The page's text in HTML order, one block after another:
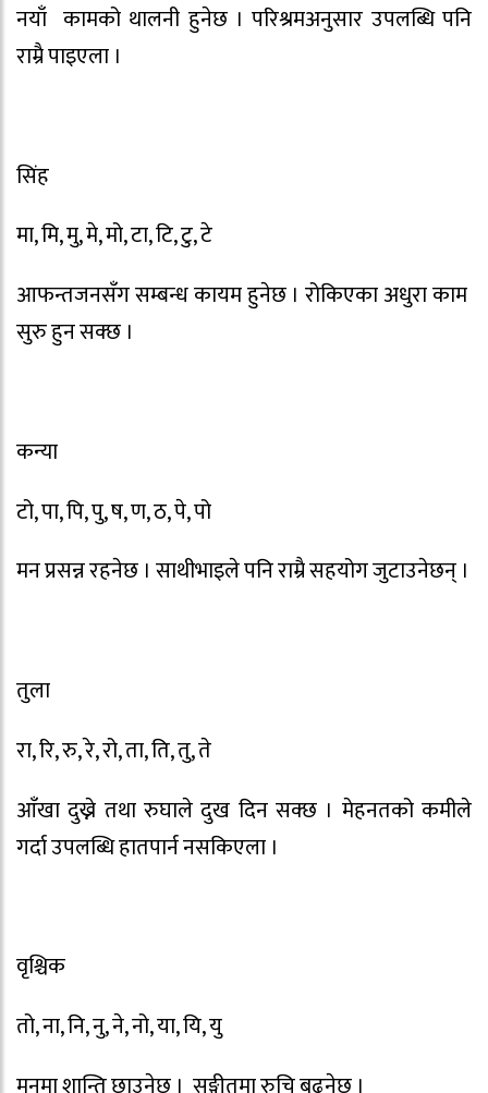
नयाँ कामको थालनी हुनेछ । परिश्रमअनुसार उपलब्धि पनि
राम्रै पाइएला ।
सिंह
मा, मि, मु, मे, मो, टा, टि, टु, टे
आफन्तजनसँग सम्बन्ध कायम हुनेछ । रोकिएका अधुरा काम
सुरु हुन सक्छ ।
कन्या
टो, पा, पि, पु, ष, ण, ठ, पे, पो
मन प्रसन्न रहनेछ । साथीभाइले पनि राम्रै सहयोग जुटाउनेछन् ।
तुला
रा, रि, रु, रे, रो, ता, ति, तु, ते
आँखा दुख्ने तथा रुघाले दुख दिन सक्छ । मेहनतको कमीले
गर्दा उपलब्धि हातपार्न नसकिएला ।
वृश्चिक
तो, ना, नि, नु, ने, नो, या, यि, यु